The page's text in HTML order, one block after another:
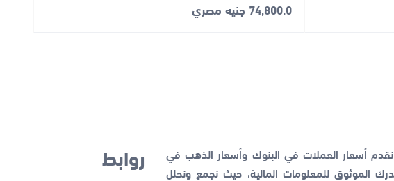
74,800.0 جنيه مصري
أسعار العملات في البنوك وأسعار الذهب في
الموثوق للمعلومات المالية، حيث نجمع ونحلل
روابط